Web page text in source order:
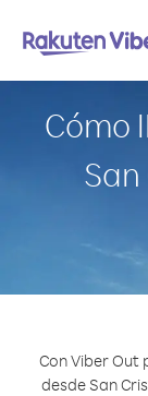
Cómo
Con Viber Out
desde San